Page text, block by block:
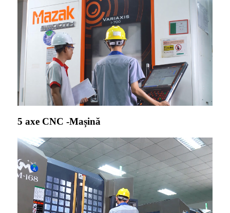
5 axe CNC -Mașină